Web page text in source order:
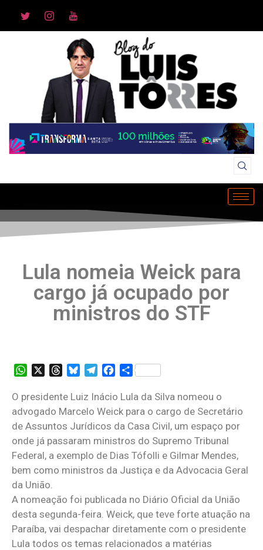
Lula nomeia Weick para
cargo já ocupado por
ministros do STF
WhatsAppThreadsBlueskyTelegramFacebook
Share
O presidente Luiz Inácio Lula da Silva nomeou o
advogado Marcelo Weick para o cargo de Secretário
de Assuntos Jurídicos da Casa Civil, um espaço por
onde já passaram ministros do Supremo Tribunal
Federal, a exemplo de Dias Tófolli e Gilmar Mendes,
bem como ministros da Justiça e da Advocacia Geral
da União.
A nomeação foi publicada no Diário Oficial da União
desta segunda-feira. Weick, que teve forte atuação na
Paraíba, vai despachar diretamente com o presidente
Lula todos os temas relacionados a matérias